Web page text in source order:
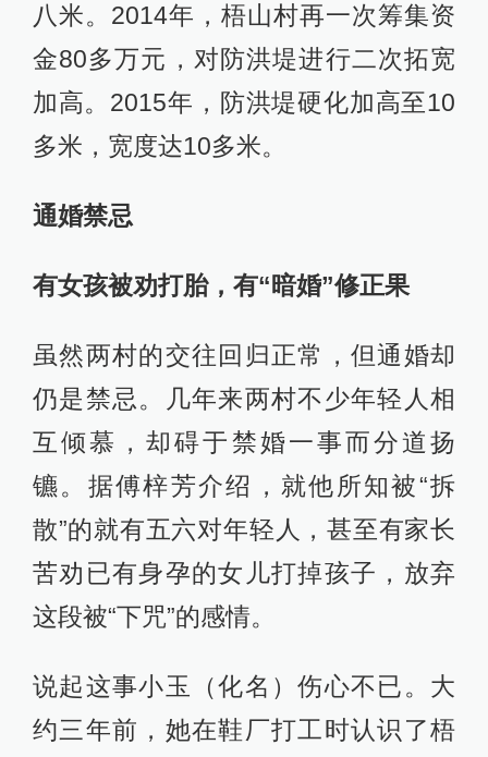
八米。2014年，梧山村再一次筹集资
金80多万元，对防洪堤进行二次拓宽
加高。2015年，防洪堤硬化加高至10
多米，宽度达10多米。
通婚禁忌
有女孩被劝打胎，有“暗婚”修正果
虽然两村的交往回归正常，但通婚却
仍是禁忌。几年来两村不少年轻人相
互倾慕，却碍于禁婚一事而分道扬
镳。据傅梓芳介绍，就他所知被“拆
散”的就有五六对年轻人，甚至有家长
苦劝已有身孕的女儿打掉孩子，放弃
这段被“下咒”的感情。
说起这事小玉（化名）伤心不已。大
约三年前，她在鞋厂打工时认识了梧